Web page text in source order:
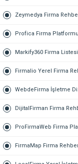
Zeymedya Firma
Profica Firma Platformu
Markify360 Firma Listesi
Firmalio Yerel Firma
WebdeFirma İşletme
DijitalFirman Firma
ProFirmaWeb Firma
FirmaMap Firma